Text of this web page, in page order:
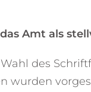
Amt als
des
wurden